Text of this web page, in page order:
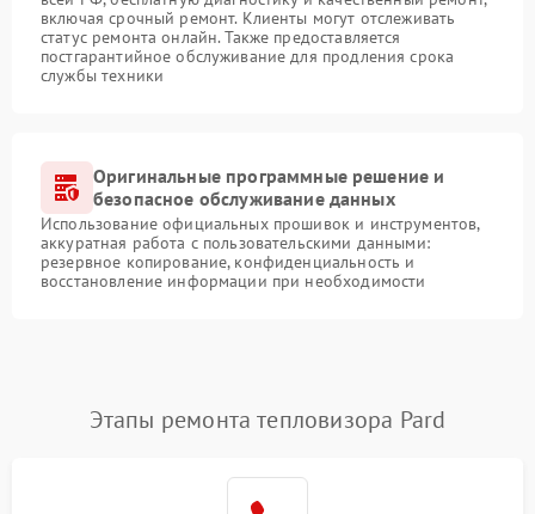
включая срочный ремонт. Клиенты могут отслеживать
статус ремонта онлайн. Также предоставляется
постгарантийное обслуживание для продления срока
службы техники
Оригинальные программные решение и
безопасное обслуживание данных
Использование официальных прошивок и инструментов,
аккуратная работа с пользовательскими данными:
резервное копирование, конфиденциальность и
восстановление информации при необходимости
Этапы ремонта тепловизора Pard